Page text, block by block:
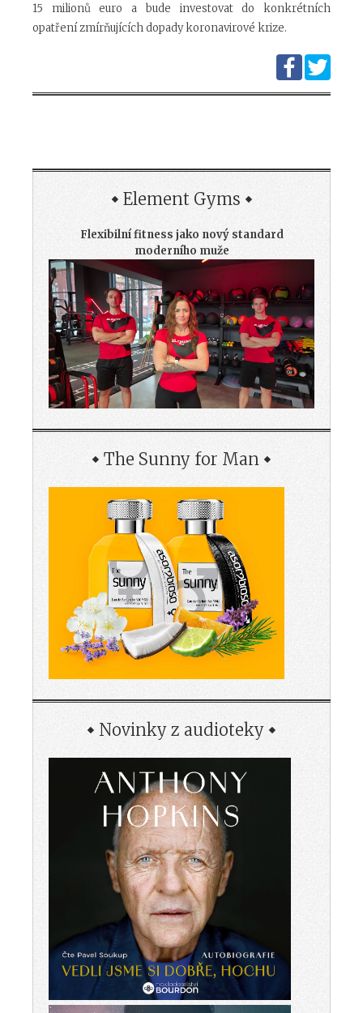
15 milionů euro a bude investovat do konkrétních
opatření zmírňujících dopady koronavirové krize.
Element Gyms
Flexibilní fitness jako nový standard
moderního muže
The Sunny for Man
Novinky z audioteky